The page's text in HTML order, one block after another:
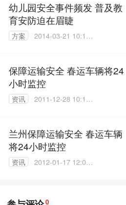
幼儿园安全事件频发 普及教
育安防迫在眉睫
方案
2014-03-21 10:13:
保障运输安全 春运车辆将24
小时监控
资讯
2011-12-28 10:16:
兰州保障运输安全 春运车辆
将24小时监控
资讯
2012-01-17 12:04:
0